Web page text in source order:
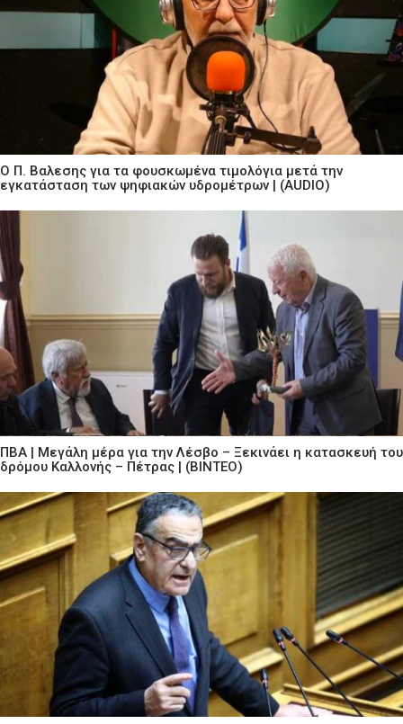
Ο Π. Βαλεσης για τα φουσκωμένα τιμολόγια μετά την
εγκατάσταση των ψηφιακών υδρομέτρων | (AUDIO)
ΠΒΑ | Μεγάλη μέρα για την Λέσβο – Ξεκινάει η κατασκευή του
δρόμου Καλλονής – Πέτρας | (ΒΙΝΤΕΟ)